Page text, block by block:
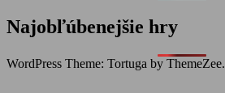
Najobľúbenejšie hry
WordPress Theme: Tortuga by ThemeZee.